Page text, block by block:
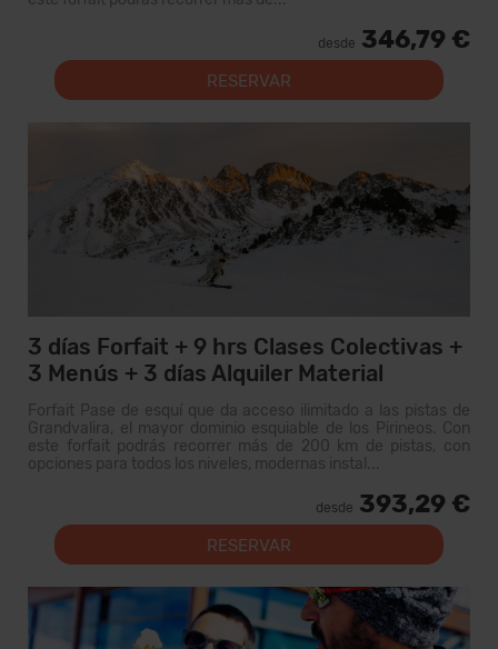
desde 346,79 €
RESERVAR
3 días Forfait + 9 hrs Clases Colectivas +
3 Menús + 3 días Alquiler Material
Forfait Pase de esquí que da acceso ilimitado a las pistas de
Grandvalira, el mayor dominio esquiable de los Pirineos. Con
este forfait podrás recorrer más de 200 km de pistas, con
opciones para todos los niveles, modernas instal...
desde 393,29 €
RESERVAR